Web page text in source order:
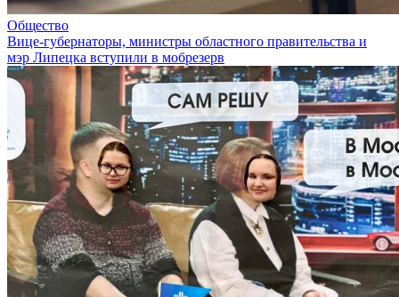
Общество
Вице-губернаторы, министры областного правительства и
мэр Липецка вступили в мобрезерв